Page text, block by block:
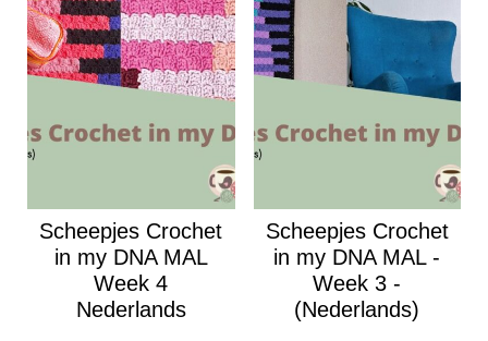
Scheepjes Crochet
in my DNA MAL
Week 4
Nederlands
Scheepjes Crochet
in my DNA MAL -
Week 3 -
(Nederlands)